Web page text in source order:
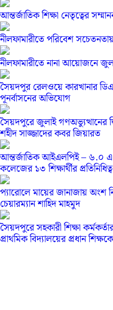
আন্তর্জাতিক শিক্ষা নেতৃত্বের
নীলফামারীতে পরিবেশ
নীলফামারীতে নানা আয়োজনে
সৈয়দপুর রেলওয়ে কারখানার
পূনর্বাসনের অভিযোগ
সৈয়দপুরে জুলাই গণঅভ্যুত্থানের
শহীদ সাজ্জাদের কবর জিয়ারত
আন্তর্জাতিক আইএলপিই – ৬.০ এ
কলেজের ১৩ শিক্ষার্থীর
প্যারোলে মায়ের জানাজায় অংশ
চেয়ারম্যান শাহিদ মাহমুদ
সৈয়দপুরে সহকারী শিক্ষা
প্রাথমিক বিদ্যালয়ের প্রধান